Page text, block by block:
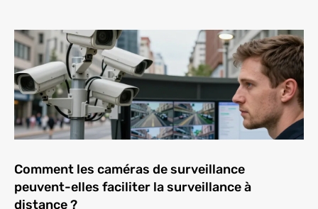
Comment les caméras de surveillance
peuvent-elles faciliter la surveillance à
distance ?